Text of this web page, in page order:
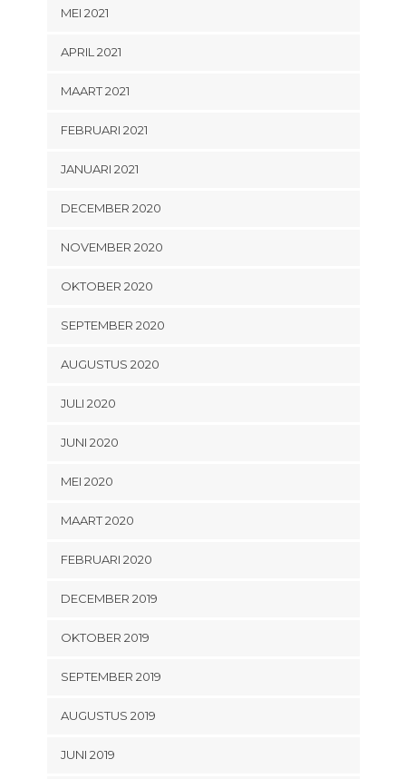
MEI 2021
APRIL 2021
MAART 2021
FEBRUARI 2021
JANUARI 2021
DECEMBER 2020
NOVEMBER 2020
OKTOBER 2020
SEPTEMBER 2020
AUGUSTUS 2020
JULI 2020
JUNI 2020
MEI 2020
MAART 2020
FEBRUARI 2020
DECEMBER 2019
OKTOBER 2019
SEPTEMBER 2019
AUGUSTUS 2019
JUNI 2019